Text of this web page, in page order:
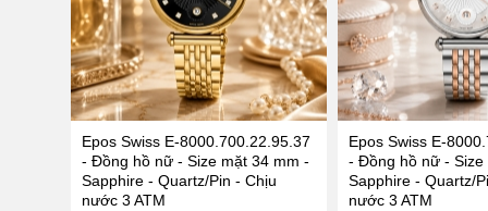
Epos Swiss E-8000.700.22.95.37
- Đồng hồ nữ - Size mặt 34 mm -
Sapphire - Quartz/Pin - Chịu
nước 3 ATM
Epos Swiss E-
- Đồng hồ nữ - Size
Sapphire - Quartz/
nước 3 ATM